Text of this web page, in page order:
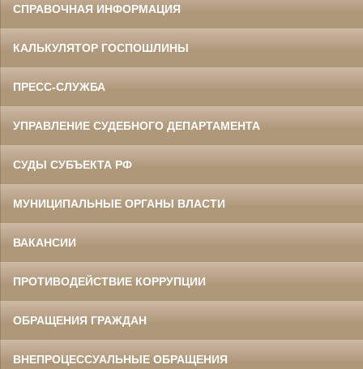
СПРАВОЧНАЯ ИНФОРМАЦИЯ
КАЛЬКУЛЯТОР ГОСПОШЛИНЫ
ПРЕСС-СЛУЖБА
УПРАВЛЕНИЕ СУДЕБНОГО ДЕПАРТАМЕНТА
СУДЫ СУБЪЕКТА РФ
МУНИЦИПАЛЬНЫЕ ОРГАНЫ ВЛАСТИ
ВАКАНСИИ
ПРОТИВОДЕЙСТВИЕ КОРРУПЦИИ
ОБРАЩЕНИЯ ГРАЖДАН
ВНЕПРОЦЕССУАЛЬНЫЕ ОБРАЩЕНИЯ